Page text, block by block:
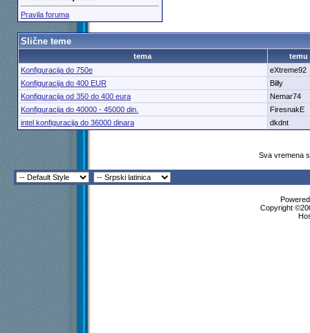
Pravila foruma
Slične teme
tema
temu
Konfiguracija do 750e
eXtreme92
Konfiguracija do 400 EUR
Billy
Konfiguracija od 350 do 400 eura
Nemar74
Konfiguracija do 40000 - 45000 din.
FiresnakE
intel konfiguracija do 36000 dinara
dkdnt
Sva vremena
Copyright